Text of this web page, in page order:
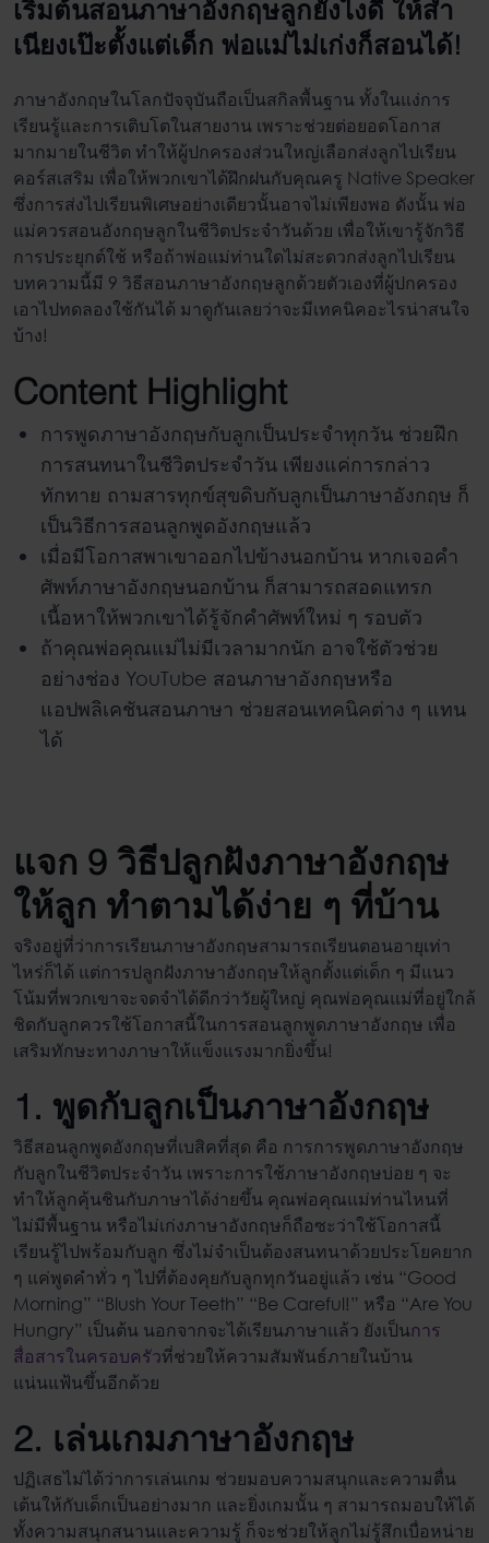
เริ่มต้นสอนภาษาอังกฤษลูกยังไงดี ให้สำ
เนียงเป๊ะตั้งแต่เด็ก พ่อแม่ไม่เก่งก็สอนได้!
ภาษาอังกฤษในโลกปัจจุบันถือเป็นสกิลพื้นฐาน ทั้งในแง่การ
เรียนรู้และการเติบโตในสายงาน เพราะช่วยต่อยอดโอกาส
มากมายในชีวิต ทำให้ผู้ปกครองส่วนใหญ่เลือกส่งลูกไปเรียน
คอร์สเสริม เพื่อให้พวกเขาได้ฝึกฝนกับคุณครู Native Speaker
ซึ่งการส่งไปเรียนพิเศษอย่างเดียวนั้นอาจไม่เพียงพอ ดังนั้น พ่อ
แม่ควรสอนอังกฤษลูกในชีวิตประจำวันด้วย เพื่อให้เขารู้จักวิธี
การประยุกต์ใช้ หรือถ้าพ่อแม่ท่านใดไม่สะดวกส่งลูกไปเรียน
บทความนี้มี 9 วิธีสอนภาษาอังกฤษลูกด้วยตัวเองที่ผู้ปกครอง
เอาไปทดลองใช้กันได้ มาดูกันเลยว่าจะมีเทคนิคอะไรน่าสนใจ
บ้าง!
Content Highlight
การพูดภาษาอังกฤษกับลูกเป็นประจำทุกวัน ช่วยฝึก
การสนทนาในชีวิตประจำวัน เพียงแค่การกล่าว
ทักทาย ถามสารทุกข์สุขดิบกับลูกเป็นภาษาอังกฤษ ก็
เป็นวิธีการสอนลูกพูดอังกฤษแล้ว
เมื่อมีโอกาสพาเขาออกไปข้างนอกบ้าน หากเจอคำ
ศัพท์ภาษาอังกฤษนอกบ้าน ก็สามารถสอดแทรก
เนื้อหาให้พวกเขาได้รู้จักคำศัพท์ใหม่ ๆ รอบตัว
ถ้าคุณพ่อคุณแม่ไม่มีเวลามากนัก อาจใช้ตัวช่วย
อย่างช่อง YouTube สอนภาษาอังกฤษหรือ
แอปพลิเคชันสอนภาษา ช่วยสอนเทคนิคต่าง ๆ แทน
ได้
แจก 9 วิธีปลูกฝังภาษาอังกฤษ
ให้ลูก ทำตามได้ง่าย ๆ ที่บ้าน
จริงอยู่ที่ว่าการเรียนภาษาอังกฤษสามารถเรียนตอนอายุเท่า
ไหร่ก็ได้ แต่การปลูกฝังภาษาอังกฤษให้ลูกตั้งแต่เด็ก ๆ มีแนว
โน้มที่พวกเขาจะจดจำได้ดีกว่าวัยผู้ใหญ่ คุณพ่อคุณแม่ที่อยู่ใกล้
ชิดกับลูกควรใช้โอกาสนี้ในการสอนลูกพูดภาษาอังกฤษ เพื่อ
เสริมทักษะทางภาษาให้แข็งแรงมากยิ่งขึ้น!
1. พูดกับลูกเป็นภาษาอังกฤษ
วิธีสอนลูกพูดอังกฤษที่เบสิคที่สุด คือ การการพูดภาษาอังกฤษ
กับลูกในชีวิตประจำวัน เพราะการใช้ภาษาอังกฤษบ่อย ๆ จะ
ทำให้ลูกคุ้นชินกับภาษาได้ง่ายขึ้น คุณพ่อคุณแม่ท่านไหนที่
ไม่มีพื้นฐาน หรือไม่เก่งภาษาอังกฤษก็ถือซะว่าใช้โอกาสนี้
เรียนรู้ไปพร้อมกับลูก ซึ่งไม่จำเป็นต้องสนทนาด้วยประโยคยาก
ๆ แค่พูดคำทั่ว ๆ ไปที่ต้องคุยกับลูกทุกวันอยู่แล้ว เช่น “Good
Morning” “Blush Your Teeth” “Be Careful!” หรือ “Are You
Hungry” เป็นต้น นอกจากจะได้เรียนภาษาแล้ว ยังเป็นการ
สื่อสารในครอบครัวที่ช่วยให้ความสัมพันธ์ภายในบ้าน
แน่นแฟ้นขึ้นอีกด้วย
2. เล่นเกมภาษาอังกฤษ
ปฏิเสธไม่ได้ว่าการเล่นเกม ช่วยมอบความสนุกและความตื่น
เต้นให้กับเด็กเป็นอย่างมาก และยิ่งเกมนั้น ๆ สามารถมอบให้ได้
ทั้งความสนุกสนานและความรู้ ก็จะช่วยให้ลูกไม่รู้สึกเบื่อหน่าย